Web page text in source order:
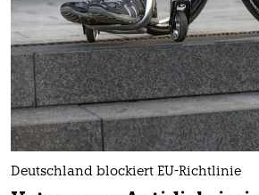
Deutschland blockiert EU-Richtlinie